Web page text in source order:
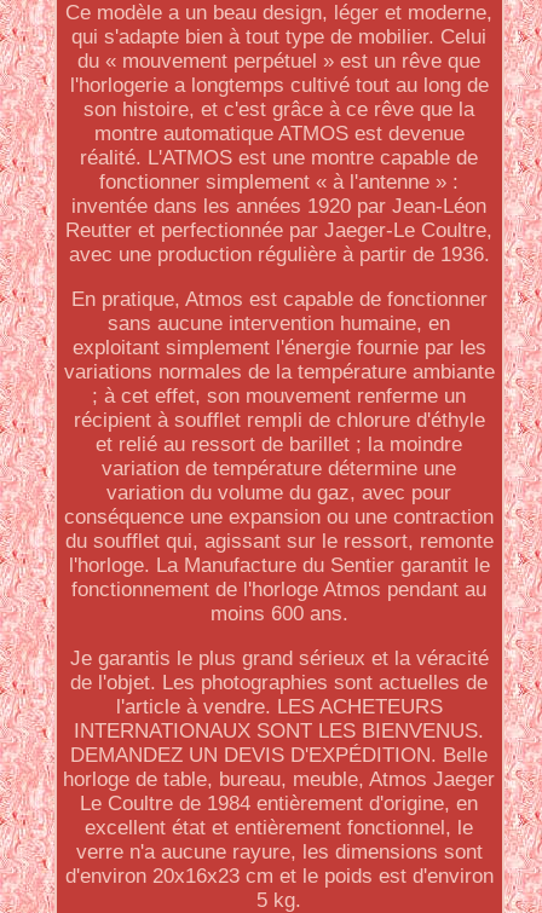
Ce modèle a un beau design, léger et moderne,
qui s'adapte bien à tout type de mobilier. Celui
du « mouvement perpétuel » est un rêve que
l'horlogerie a longtemps cultivé tout au long de
son histoire, et c'est grâce à ce rêve que la
montre automatique ATMOS est devenue
réalité. L'ATMOS est une montre capable de
fonctionner simplement « à l'antenne » :
inventée dans les années 1920 par Jean-Léon
Reutter et perfectionnée par Jaeger-Le Coultre,
avec une production régulière à partir de 1936.
En pratique, Atmos est capable de fonctionner
sans aucune intervention humaine, en
exploitant simplement l'énergie fournie par les
variations normales de la température ambiante
; à cet effet, son mouvement renferme un
récipient à soufflet rempli de chlorure d'éthyle
et relié au ressort de barillet ; la moindre
variation de température détermine une
variation du volume du gaz, avec pour
conséquence une expansion ou une contraction
du soufflet qui, agissant sur le ressort, remonte
l'horloge. La Manufacture du Sentier garantit le
fonctionnement de l'horloge Atmos pendant au
moins 600 ans.
Je garantis le plus grand sérieux et la véracité
de l'objet. Les photographies sont actuelles de
l'article à vendre. LES ACHETEURS
INTERNATIONAUX SONT LES BIENVENUS.
DEMANDEZ UN DEVIS D'EXPÉDITION. Belle
horloge de table, bureau, meuble, Atmos Jaeger
Le Coultre de 1984 entièrement d'origine, en
excellent état et entièrement fonctionnel, le
verre n'a aucune rayure, les dimensions sont
d'environ 20x16x23 cm et le poids est d'environ
5 kg.